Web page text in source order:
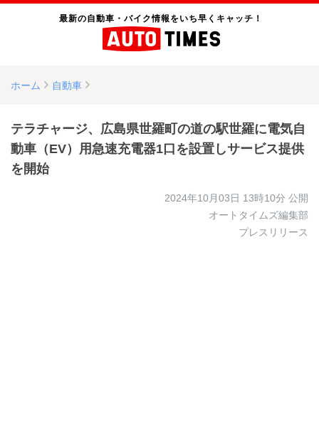
最新の自動車・バイク情報をいち早くキャッチ！
ホーム 自動車
テラチャージ、広島県世羅町の道の駅世羅に電気自
動車（EV）用急速充電器1口を設置しサービス提供
を開始
2024年10月03日 13時10分 公開
オートタイムズ編集部
プレスリリース